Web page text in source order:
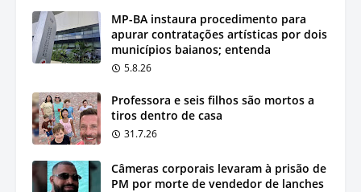
MP-BA instaura procedimento para
apurar contratações artísticas por dois
municípios baianos; entenda
5.8.26
Professora e seis filhos são mortos a
tiros dentro de casa
31.7.26
Câmeras corporais levaram à prisão de
PM por morte de vendedor de lanches